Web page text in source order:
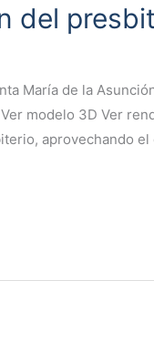
del
María de la
modelo 3D Ver
aprovechando